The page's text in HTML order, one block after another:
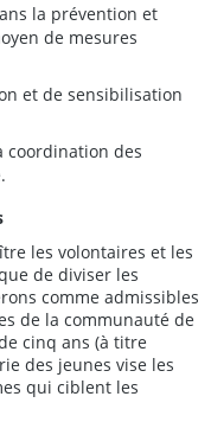
la prévention et
de mesures
et de sensibilisation
coordination des
les volontaires et les
de diviser les
comme admissibles
de la communauté de
cinq ans (à titre
des jeunes vise les
qui ciblent les